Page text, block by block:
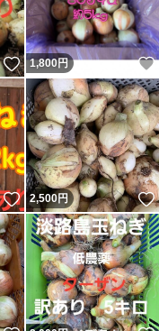
いいね！
1,800円
いいね！
2,500円